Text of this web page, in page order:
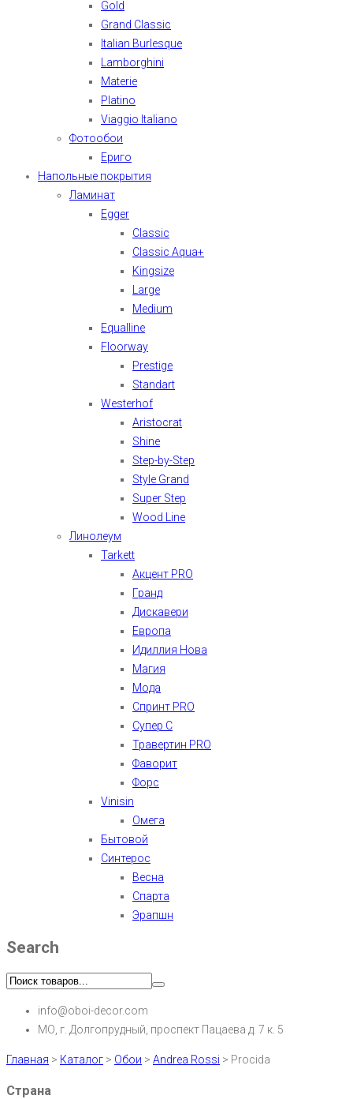
Gold
Grand Classic
Italian Burlesque
Lamborghini
Materie
Platino
Viaggio Italiano
Фотообои
Ериго
Напольные покрытия
Ламинат
Egger
Classic
Classic Aqua+
Kingsize
Large
Medium
Equalline
Floorway
Prestige
Standart
Westerhof
Aristocrat
Shine
Step-by-Step
Style Grand
Super Step
Wood Line
Линолеум
Tarkett
Акцент PRO
Гранд
Дискавери
Европа
Идиллия Нова
Магия
Мода
Спринт PRO
Супер С
Травертин PRO
Фаворит
Форс
Vinisin
Омега
Бытовой
Синтерос
Весна
Спарта
Эрапшн
Search
info@oboi-decor.com
МО, г. Долгопрудный, проспект Пацаева д. 7 к. 5
Главная > Каталог > Обои > Andrea Rossi > Procida
Страна